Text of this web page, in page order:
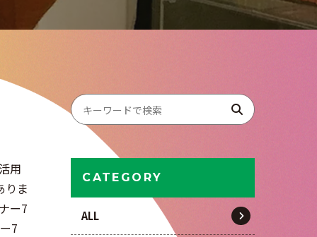
CATEGORY
ALL
用
りま
ー7
7